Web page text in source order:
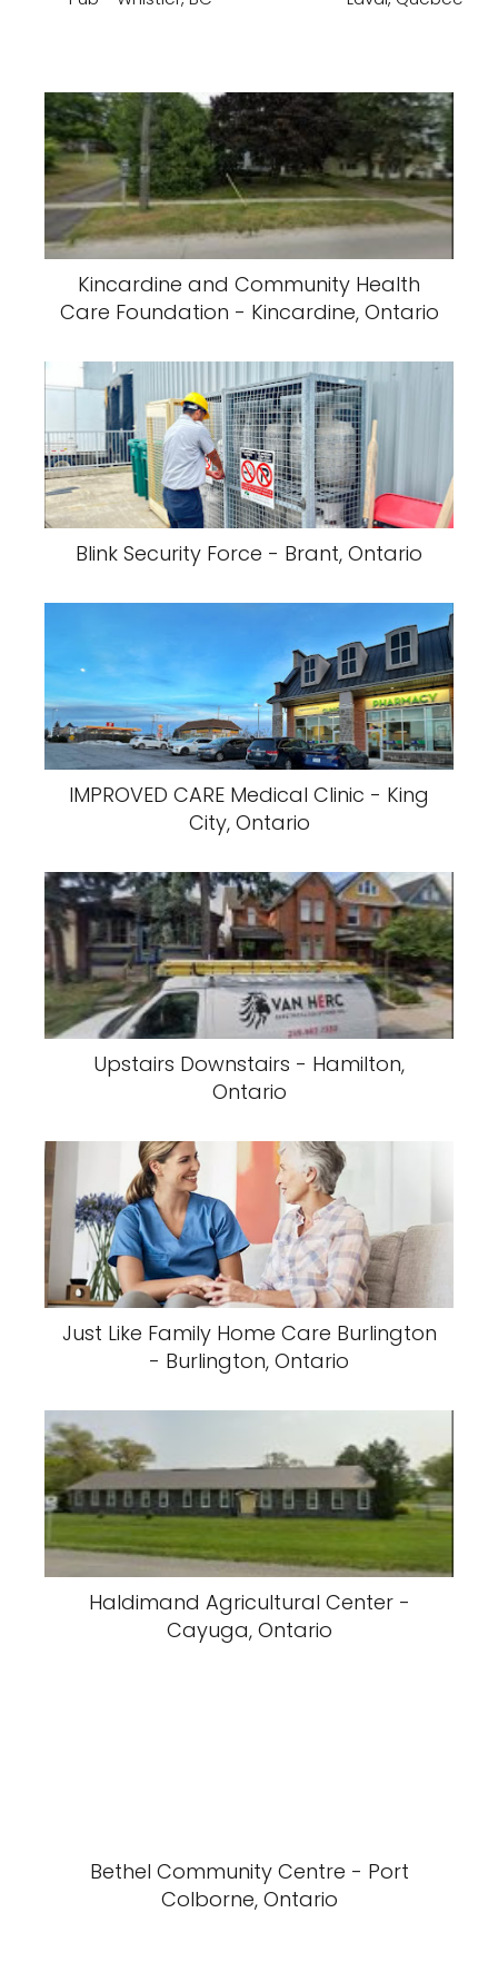
Kincardine and Community Health
Care Foundation - Kincardine, Ontario
Blink Security Force - Brant, Ontario
IMPROVED CARE Medical Clinic - King
City, Ontario
Upstairs Downstairs - Hamilton,
Ontario
Just Like Family Home Care Burlington
- Burlington, Ontario
Haldimand Agricultural Center -
Cayuga, Ontario
Bethel Community Centre - Port
Colborne, Ontario